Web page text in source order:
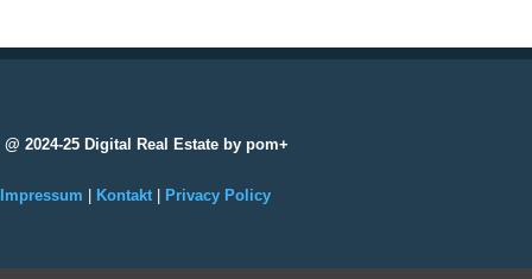
@ 2024-25 Digital Real Estate by pom+
Impressum Kontakt Privacy Policy